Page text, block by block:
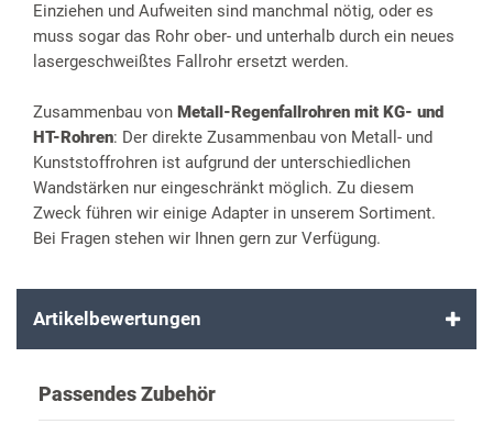
Einziehen und Aufweiten sind manchmal nötig, oder es
muss sogar das Rohr ober- und unterhalb durch ein neues
lasergeschweißtes Fallrohr ersetzt werden.
Zusammenbau von Metall-Regenfallrohren mit KG- und
HT-Rohren: Der direkte Zusammenbau von Metall- und
Kunststoffrohren ist aufgrund der unterschiedlichen
Wandstärken nur eingeschränkt möglich. Zu diesem
Zweck führen wir einige Adapter in unserem Sortiment.
Bei Fragen stehen wir Ihnen gern zur Verfügung.
Artikelbewertungen
Passendes Zubehör